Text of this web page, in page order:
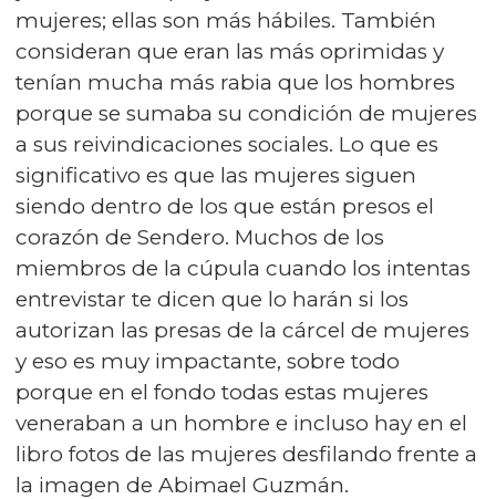
mujeres; ellas son más hábiles. También
consideran que eran las más oprimidas y
tenían mucha más rabia que los hombres
porque se sumaba su condición de mujeres
a sus reivindicaciones sociales. Lo que es
significativo es que las mujeres siguen
siendo dentro de los que están presos el
corazón de Sendero. Muchos de los
miembros de la cúpula cuando los intentas
entrevistar te dicen que lo harán si los
autorizan las presas de la cárcel de mujeres
y eso es muy impactante, sobre todo
porque en el fondo todas estas mujeres
veneraban a un hombre e incluso hay en el
libro fotos de las mujeres desfilando frente a
la imagen de Abimael Guzmán.